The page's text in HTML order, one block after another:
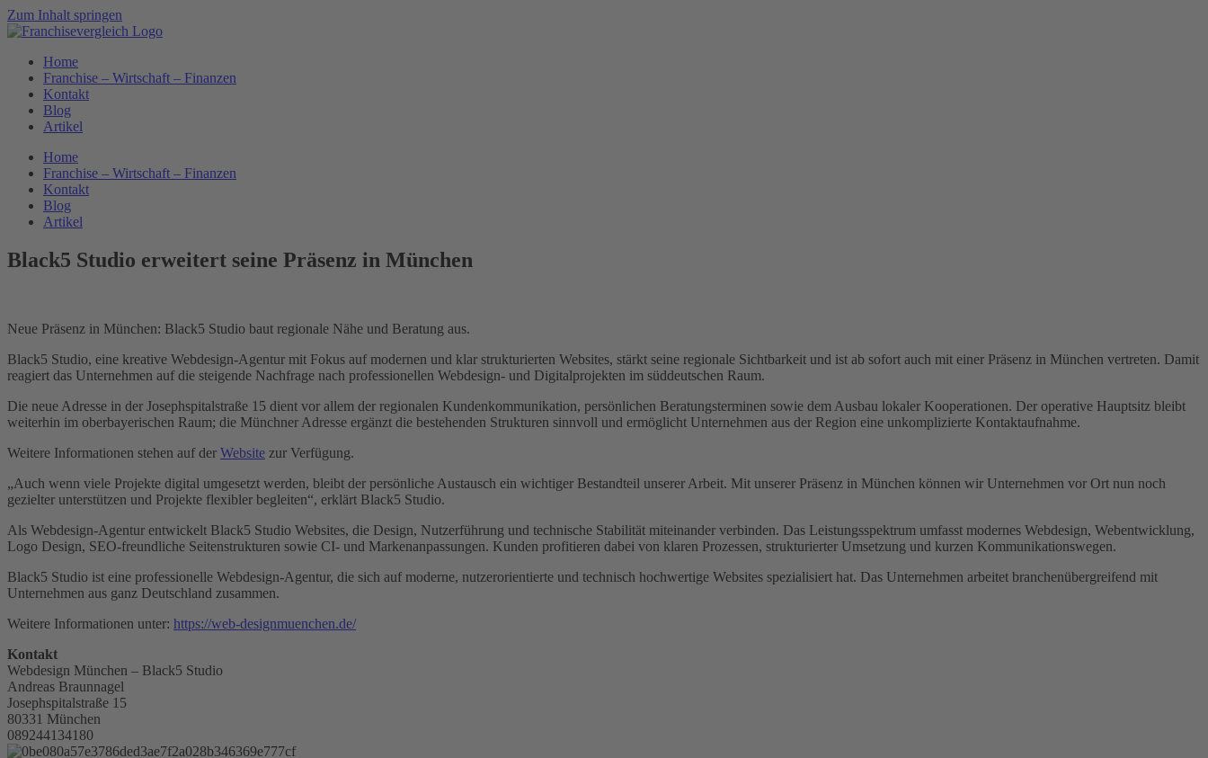
Zum Inhalt springen
Home
Franchise – Wirtschaft – Finanzen
Kontakt
Blog
Artikel
Home
Franchise – Wirtschaft – Finanzen
Kontakt
Blog
Artikel
Black5 Studio erweitert seine Präsenz in München
Neue Präsenz in München: Black5 Studio baut regionale Nähe und Beratung aus.
Black5 Studio, eine kreative Webdesign-Agentur mit Fokus auf modernen und klar strukturierten Websites, stärkt seine regionale Sichtbarkeit und ist ab sofort auch mit einer Präsenz in München vertreten. Damit
reagiert das Unternehmen auf die steigende Nachfrage nach professionellen Webdesign- und Digitalprojekten im süddeutschen Raum.
Die neue Adresse in der Josephspitalstraße 15 dient vor allem der regionalen Kundenkommunikation, persönlichen Beratungsterminen sowie dem Ausbau lokaler Kooperationen. Der operative Hauptsitz bleibt
weiterhin im oberbayerischen Raum; die Münchner Adresse ergänzt die bestehenden Strukturen sinnvoll und ermöglicht Unternehmen aus der Region eine unkomplizierte Kontaktaufnahme.
Weitere Informationen stehen auf der Website zur Verfügung.
„Auch wenn viele Projekte digital umgesetzt werden, bleibt der persönliche Austausch ein wichtiger Bestandteil unserer Arbeit. Mit unserer Präsenz in München können wir Unternehmen vor Ort nun noch
gezielter unterstützen und Projekte flexibler begleiten“, erklärt Black5 Studio.
Als Webdesign-Agentur entwickelt Black5 Studio Websites, die Design, Nutzerführung und technische Stabilität miteinander verbinden. Das Leistungsspektrum umfasst modernes Webdesign, Webentwicklung,
Logo Design, SEO-freundliche Seitenstrukturen sowie CI- und Markenanpassungen. Kunden profitieren dabei von klaren Prozessen, strukturierter Umsetzung und kurzen Kommunikationswegen.
Black5 Studio ist eine professionelle Webdesign-Agentur, die sich auf moderne, nutzerorientierte und technisch hochwertige Websites spezialisiert hat. Das Unternehmen arbeitet branchenübergreifend mit
Unternehmen aus ganz Deutschland zusammen.
Weitere Informationen unter: https://web-designmuenchen.de/
Kontakt
Webdesign München – Black5 Studio
Andreas Braunnagel
Josephspitalstraße 15
80331 München
089244134180